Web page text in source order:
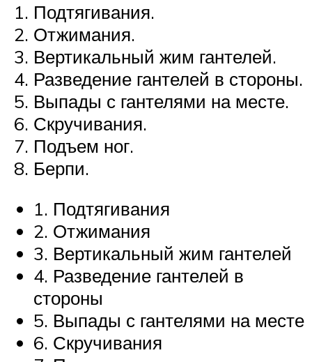
Подтягивания.
Отжимания.
Вертикальный жим гантелей.
Разведение гантелей в стороны.
Выпады с гантелями на месте.
Скручивания.
Подъем ног.
Берпи.
1. Подтягивания
2. Отжимания
3. Вертикальный жим гантелей
4. Разведение гантелей в
стороны
5. Выпады с гантелями на месте
6. Скручивания